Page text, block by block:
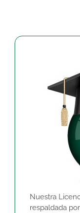
Nuestra
respaldada